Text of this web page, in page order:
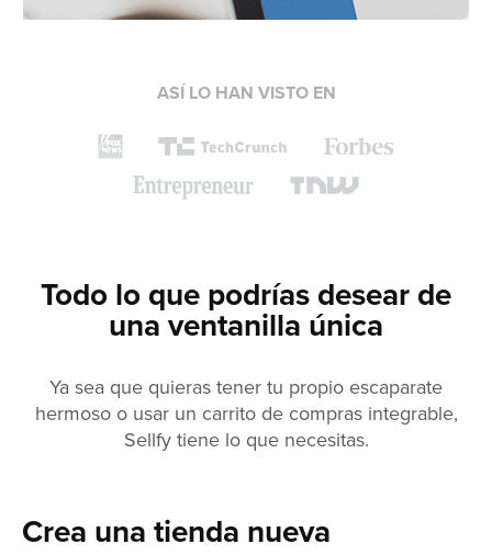
ASÍ LO HAN VISTO EN
Todo lo que podrías desear de
una ventanilla única
Ya sea que quieras tener tu propio escaparate
hermoso o usar un carrito de compras integrable,
Sellfy tiene lo que necesitas.
Crea una tienda nueva